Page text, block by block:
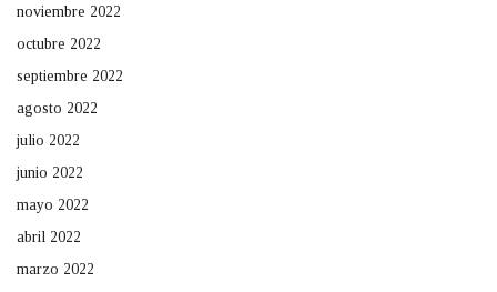
noviembre 2022
octubre 2022
septiembre 2022
agosto 2022
julio 2022
junio 2022
mayo 2022
abril 2022
marzo 2022